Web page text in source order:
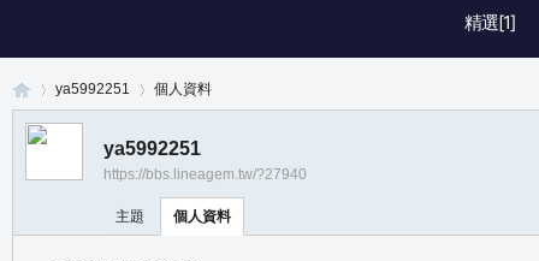
精選[1]
ya5992251 個人資料
ya5992251
https://bbs.lineagem.tw/?27940
主題 個人資料